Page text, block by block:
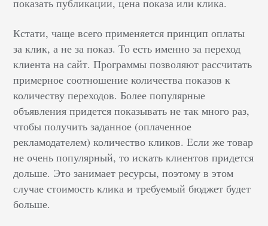
показать публикации, цена показа или клика.
Кстати, чаще всего применяется принцип оплаты
за клик, а не за показ. То есть именно за переход
клиента на сайт. Программы позволяют рассчитать
примерное соотношение количества показов к
количеству переходов. Более популярные
объявления придется показывать не так много раз,
чтобы получить заданное (оплаченное
рекламодателем) количество кликов. Если же товар
не очень популярный, то искать клиентов придется
дольше. Это занимает ресурсы, поэтому в этом
случае стоимость клика и требуемый бюджет будет
больше.